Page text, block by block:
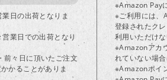
日の出荷となりま
業日での出荷となり
前々日に頂いたご注文
かることがありま
※Amazon Pay
※ご利用には、
登録されたク
利用いただけな
※Amazonアカ
れていない場
※Amazonポイ